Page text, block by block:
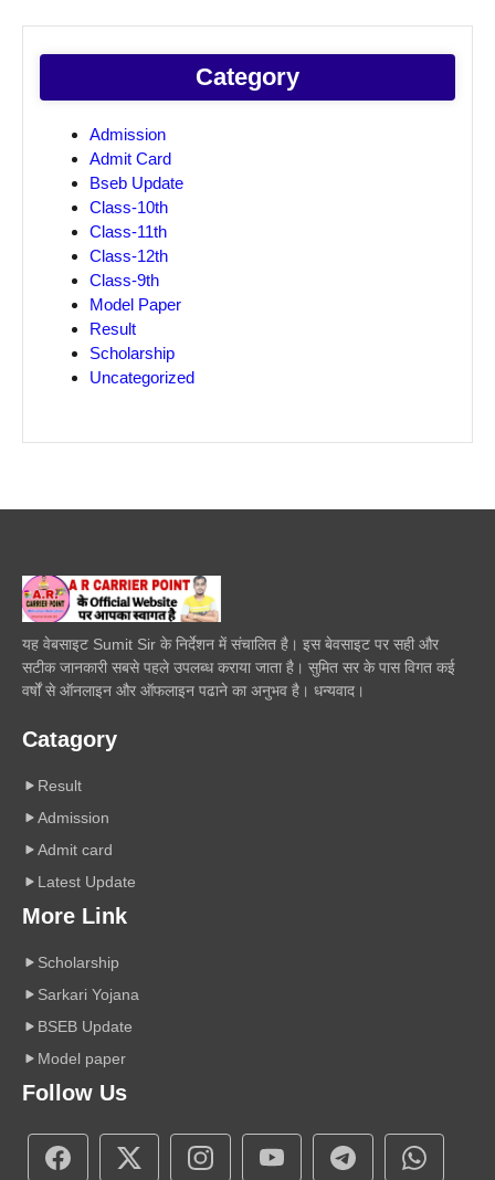
Category
Admission
Admit Card
Bseb Update
Class-10th
Class-11th
Class-12th
Class-9th
Model Paper
Result
Scholarship
Uncategorized
यह वेबसाइट Sumit Sir के निर्देशन में संचालित है। इस बेवसाइट पर सही और
सटीक जानकारी सबसे पहले उपलब्ध कराया जाता है। सुमित सर के पास विगत कई
वर्षों से ऑनलाइन और ऑफलाइन पढाने का अनुभव है। धन्यवाद।
Catagory
Result
Admission
Admit card
Latest Update
More Link
Scholarship
Sarkari Yojana
BSEB Update
Model paper
Follow Us